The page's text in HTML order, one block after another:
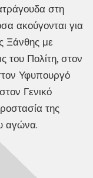
στη
ακούγονται για
Ξάνθης με
του Πολίτη, στον
Υφυπουργό
Γενικό
της
αγώνα.